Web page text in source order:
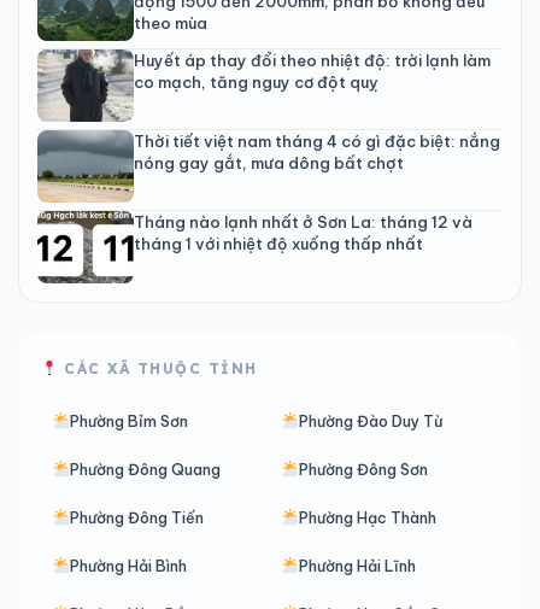
theo mùa
Huyết áp thay đổi theo nhiệt độ: trời lạnh làm
co mạch, tăng nguy cơ đột quỵ
Thời tiết việt nam tháng 4 có gì đặc biệt: nắng
nóng gay gắt, mưa dông bất chợt
Tháng nào lạnh nhất ở Sơn La: tháng 12 và
tháng 1 với nhiệt độ xuống thấp nhất
CÁC XÃ THUỘC TỈNH
Phường Bỉm Sơn Phường Đào Duy Từ
Phường Đông Quang Phường Đông Sơn
Phường Đông Tiến Phường Hạc Thành
Phường Hải Bình Phường Hải Lĩnh